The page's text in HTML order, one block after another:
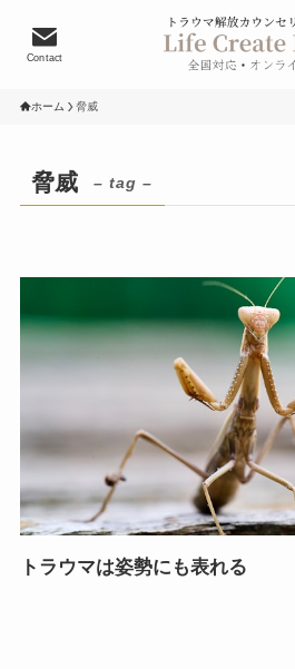
Contact
ホーム 脅威
脅威 – tag –
トラウマは姿勢にも表れる